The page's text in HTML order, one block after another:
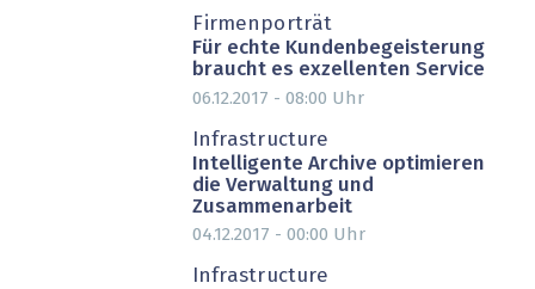
Firmenporträt
Für echte Kundenbegeisterung
braucht es exzellenten Service
06.12.2017 - 08:00 Uhr
Infrastructure
Intelligente Archive optimieren
die Verwaltung und
Zusammenarbeit
04.12.2017 - 00:00 Uhr
Infrastructure